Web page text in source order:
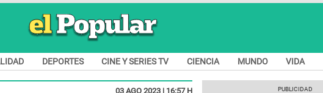
DEPORTES CINE Y SERIES TV CIENCIA MUNDO VIDA
03 AGO 2023 | 16:57 H